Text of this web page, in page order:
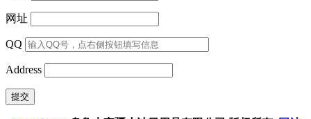
网址
QQ
Address